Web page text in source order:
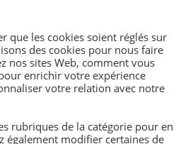
iront travailler
permet d’encore plus
ajoutées aux
2019/06/19-juin-
que les cookies soient réglés sur
des cookies pour nous faire
nos sites Web, comment vous
enrichir votre expérience
votre relation avec notre
rubriques de la catégorie pour en
également modifier certaines de